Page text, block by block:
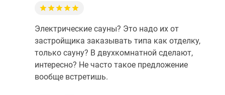
Электрические сауны? Это надо их от
застройщика заказывать типа как отделку,
только сауну? В двухкомнатной сделают,
интересно? Не часто такое предложение
вообще встретишь.